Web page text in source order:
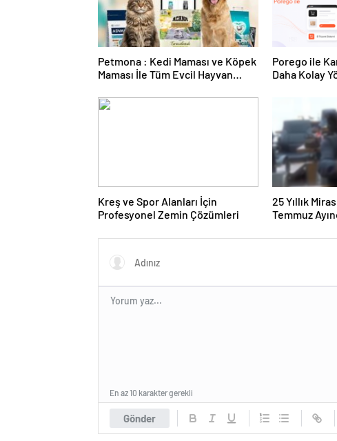
Petmona : Kedi Maması ve Köpek
Maması İle Tüm Evcil Hayvan
Porego ile
Daha Kolay
Kreş ve Spor Alanları İçin
Profesyonel Zemin Çözümleri
25 Yıllık
Temmuz
Gönder
En az 10 karakter gerekli